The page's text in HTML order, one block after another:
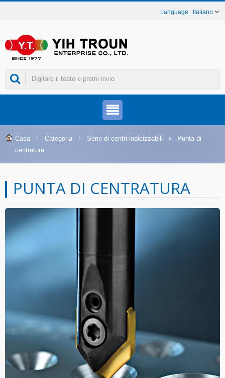
Italiano
Casa Categoria Serie di centri indicizzabili
Punta di
centratura
PUNTA DI CENTRATURA